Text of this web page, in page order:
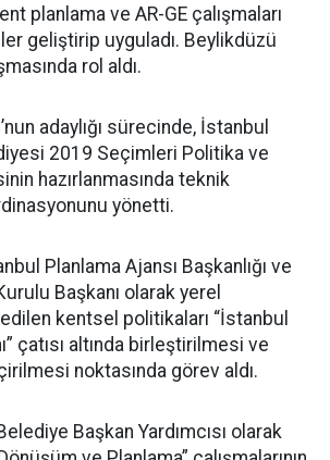
planlama ve AR-GE çalışmaları
geliştirip uyguladı. Beylikdüzü
rol aldı.
adaylığı sürecinde, İstanbul
2019 Seçimleri Politika ve
hazırlanmasında teknik
yönetti.
Planlama Ajansı Başkanlığı ve
Başkanı olarak yerel
kentsel politikaları “İstanbul
çatısı altında birleştirilmesi ve
noktasında görev aldı.
Başkan Yardımcısı olarak